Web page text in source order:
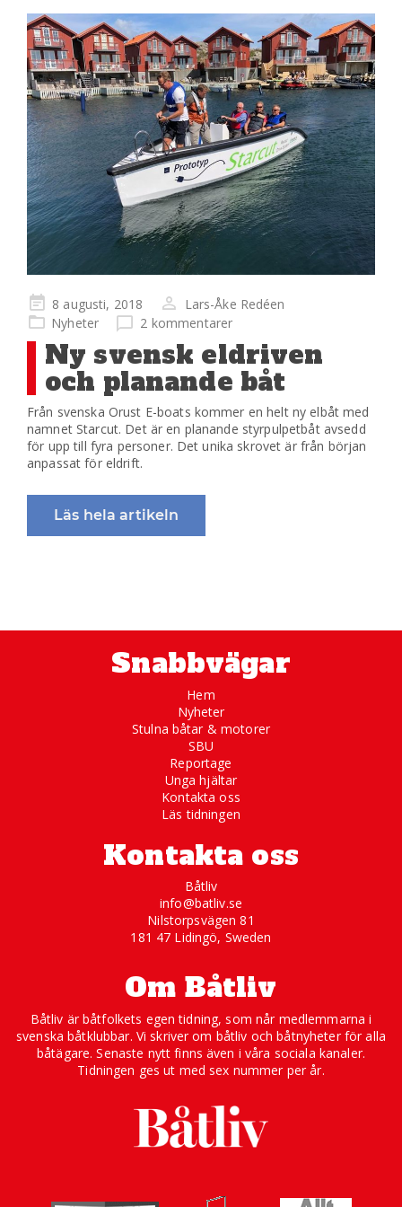
Publicerad
på
8 augusti, 2018
Lars-Åke Redéen
Nyheter
2 kommentarer
Ny svensk eldriven
och planande båt
Från svenska Orust E-boats kommer en helt ny elbåt med
namnet Starcut. Det är en planande styrpulpetbåt avsedd
för upp till fyra personer. Det unika skrovet är från början
anpassat för eldrift.
Läs hela artikeln
Snabbvägar
Hem
Nyheter
Stulna båtar & motorer
SBU
Reportage
Unga hjältar
Kontakta oss
Läs tidningen
Kontakta oss
Båtliv
info@batliv.se
Nilstorpsvägen 81
181 47 Lidingö, Sweden
Om Båtliv
Båtliv är båtfolkets egen tidning, som når medlemmarna i
svenska båtklubbar. Vi skriver om båtliv och båtnyheter för alla
båtägare. Senaste nytt finns även i våra sociala kanaler.
Tidningen ges ut med sex nummer per år.